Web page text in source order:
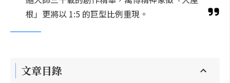
根」更將以 1:5 的巨型比例重現。
文章目錄